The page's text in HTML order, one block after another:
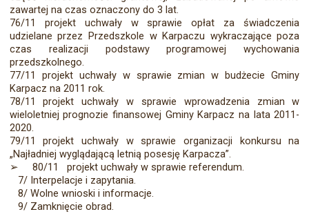
zawartej na czas oznaczony do 3 lat.
76/11 projekt uchwały w sprawie opłat za świadczenia
udzielane przez Przedszkole w Karpaczu wykraczające poza
czas realizacji podstawy programowej wychowania
przedszkolnego.
77/11 projekt uchwały w sprawie zmian w budżecie Gminy
Karpacz na 2011 rok.
78/11 projekt uchwały w sprawie wprowadzenia zmian w
wieloletniej prognozie finansowej Gminy Karpacz na lata 2011-
2020.
79/11 projekt uchwały w sprawie organizacji konkursu na
„Najładniej wyglądającą letnią posesję Karpacza”.
➢
80/11
projekt uchwały w sprawie referendum.
7/ Interpelacje i zapytania.
8/ Wolne wnioski i informacje.
9/ Zamknięcie obrad.